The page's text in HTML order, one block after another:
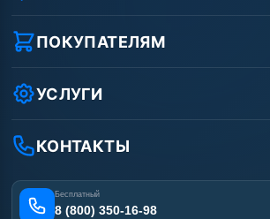
О компании
Реквизиты ООО «Шоп АВД»
Условия соглашения
Вакансии
Статьи
ПОКУПАТЕЛЯМ
Как заказать?
Оплата
Лизинг
Получить скидку
УСЛУГИ
Услуги
Аренда АВД
Сертификаты
Наши работы
КОНТАКТЫ
Бесплатный
8 (800) 350-16-98